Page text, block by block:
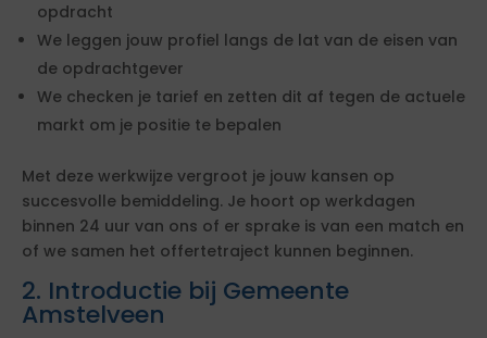
opdracht
We leggen jouw profiel langs de lat van de eisen van
de opdrachtgever
We checken je tarief en zetten dit af tegen de actuele
markt om je positie te bepalen
Met deze werkwijze vergroot je jouw kansen op
succesvolle bemiddeling. Je hoort op werkdagen
binnen 24 uur van ons of er sprake is van een match en
of we samen het offertetraject kunnen beginnen.
2. Introductie bij Gemeente
Amstelveen